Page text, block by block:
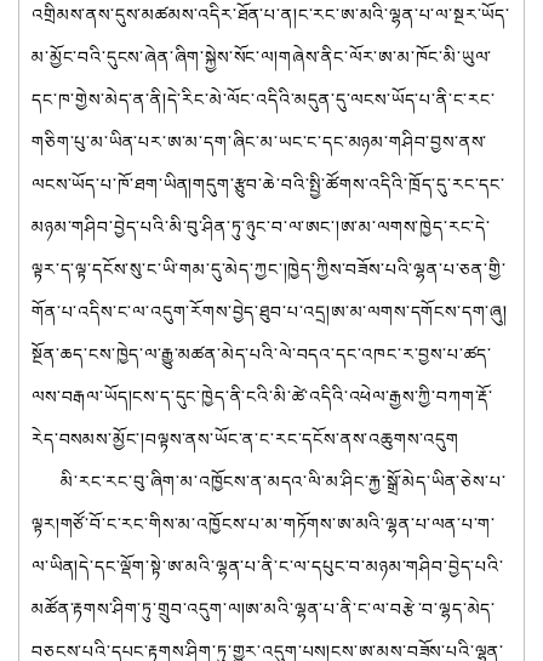
འགྲིམས་ནས་དུས་མཚམས་འདིར་ཐོན་པ་ན།ང་རང་ཨ་མའི་ལྷན་པ་ལ་སྔར་ཡོད་
མ་མྱོང་བའི་དུངས་ཞེན་ཞིག་སྐྱེས་སོང་ལ།གཞེས་ནིང་ལོར་ཨ་མ་ཁོང་མི་ཡུལ་
དང་ཁ་གྱེས་མེད་ན་ནི།དེ་རིང་མེ་ལོང་འདིའི་མདུན་དུ་ལངས་ཡོད་པ་ནི་ང་རང་
གཅིག་པུ་མ་ཡིན་པར་ཨ་མ་དག་ཞིང་མ་ཡང་ང་དང་མཉམ་གཤིབ་བྱས་ནས་
ལངས་ཡོད་པ་ཁོ་ཐག་ཡིན།གདུག་རྩུབ་ཆེ་བའི་སྤྱི་ཚོགས་འདིའི་ཁྲོད་དུ་རང་དང་
མཉམ་གཤིབ་བྱེད་པའི་མི་བུ་ཤིན་ཏུ་ཉུང་བ་ལ་ཨང་།ཨ་མ་ལགས་ཁྱེད་རང་དེ་
ལྟར་ད་ལྟ་དངོས་སུ་ང་ཡི་གམ་དུ་མེད་ཀྱང་།ཁྱེད་ཀྱིས་བཟོས་པའི་ལྷན་པ་ཅན་གྱི་
གོན་པ་འདིས་ང་ལ་འདུག་རོགས་བྱེད་ཐུབ་པ་འདྲ།ཨ་མ་ལགས་དགོངས་དག་ཞུ།
སྔོན་ཆད་ངས་ཁྱེད་ལ་རྒྱུ་མཚན་མེད་པའི་ལེ་བདའ་དང་འཁང་ར་བྱས་པ་ཚད་
ལས་བརྒལ་ཡོད།ངས་ད་དུང་ཁྱེད་ནི་ངའི་མི་ཚེ་འདིའི་འཕེལ་རྒྱས་ཀྱི་བཀག་རྡོ་
རེད་བསམས་མྱོང་།བལྟས་ནས་ཡོང་ན་ང་རང་དངོས་ནས་འཆུགས་འདུག
མི་རང་རང་བུ་ཞིག་མ་འཁྱོངས་ན་མདའ་ལི་མ་ཤིང་རྐྱ་སྒྲོ་མེད་ཡིན་ཅེས་པ་
ལྟར།གཙོ་བོ་ང་རང་གིས་མ་འཁྱོངས་པ་མ་གཏོགས་ཨ་མའི་ལྷན་པ་ལན་པ་ག་
ལ་ཡིན།དེ་དང་ལྡོག་སྟེ་ཨ་མའི་ལྷན་པ་ནི་ང་ལ་དཔུང་བ་མཉམ་གཤིབ་བྱེད་པའི་
མཚོན་རྟགས་ཤིག་ཏུ་གྲུབ་འདུག་ལ།ཨ་མའི་ལྷན་པ་ནི་ང་ལ་བརྩེ་བ་ལྷད་མེད་
བཅངས་པའི་དཔང་རྟགས་ཤིག་ཏུ་གྱུར་འདུག་པས།ངས་ཨ་མས་བཟོས་པའི་ལྷན་